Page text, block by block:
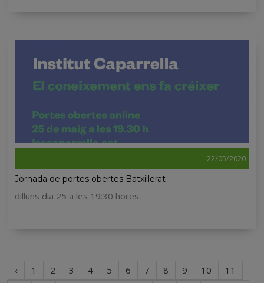
22/05/2020
Jornada de portes obertes Batxillerat
dilluns dia 25 a les 19:30 hores.
‹ Página
1 2 3 4 5 6 7 8 9 10
11